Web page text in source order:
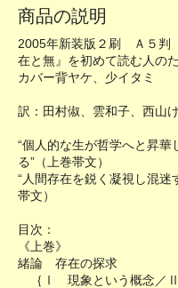
商品の説明
2005年新装版２刷 Ａ５
在と無』を初めて読む人の
カバー背ヤケ、少イタミ
訳：田村俶、雲和子、西山
“個人的な生が哲学へと昇
る”（上巻帯文）
“人間存在を鋭く凝視し混迷
帯文）
目次：
《上巻》
緒論 存在の探求
｛Ⅰ 現象という概念／